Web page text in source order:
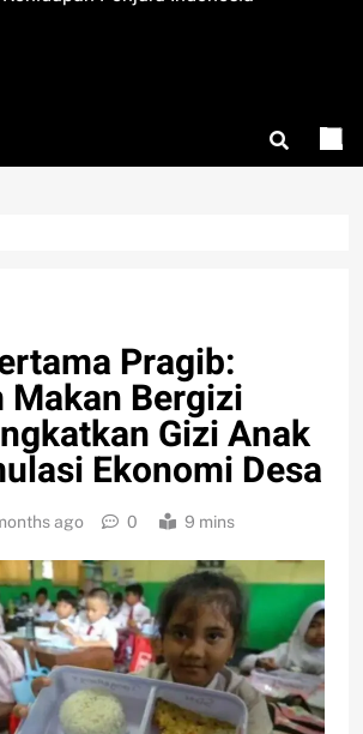
Pragib:
Makan Bergizi
Gizi Anak
Ekonomi Desa
ago 0 9 mins